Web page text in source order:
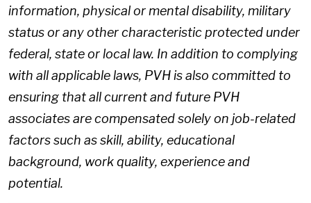
information, physical or mental disability, military
status or any other characteristic protected under
federal, state or local law. In addition to complying
with all applicable laws, PVH is also committed to
ensuring that all current and future PVH
associates are compensated solely on job-related
factors such as skill, ability, educational
background, work quality, experience and
potential.